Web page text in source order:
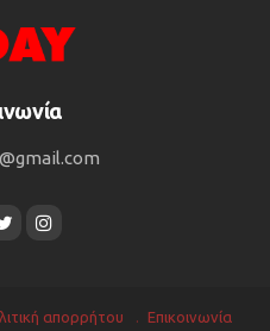
απορρήτου Επικοινωνία